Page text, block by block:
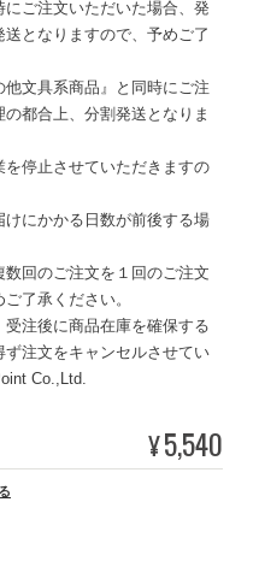
ご注文いただいた場合、発
となりますので、予めご了
文具系商品』と同時にご注
都合上、分割発送となりま
停止させていただきますの
にかかる日数が前後する場
回のご注文を１回のご注文
了承ください。
注後に商品在庫を確保する
注文をキャンセルさせてい
Co.,Ltd.
¥5,540